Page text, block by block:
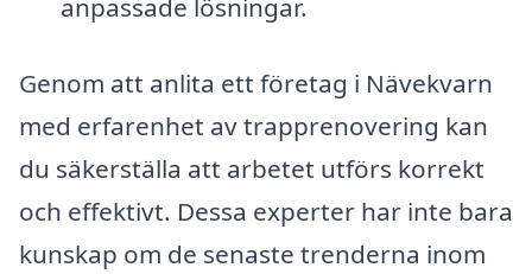
anpassade lösningar.
Genom att anlita ett företag i Nävekvarn
med erfarenhet av trapprenovering kan
du säkerställa att arbetet utförs korrekt
och effektivt. Dessa experter har inte bara
kunskap om de senaste trenderna inom